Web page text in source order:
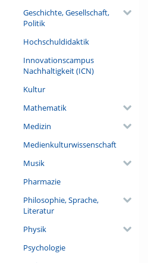
Geschichte, Gesellschaft,
Politik
Hochschuldidaktik
Innovationscampus
Nachhaltigkeit (ICN)
Kultur
Mathematik
Medizin
Medienkulturwissenschaft
Musik
Pharmazie
Philosophie, Sprache,
Literatur
Physik
Psychologie